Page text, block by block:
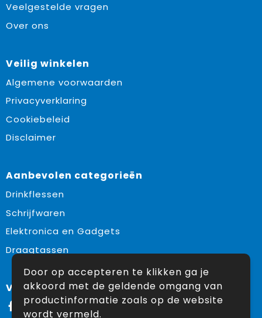
Veelgestelde vragen
Over ons
Veilig winkelen
Algemene voorwaarden
Privacyverklaring
Cookiebeleid
Disclaimer
Aanbevolen categorieën
Drinkflessen
Schrijfwaren
Elektronica en Gadgets
Draagtassen
Volg ons op:
Facebook
Door op accepteren te klikken ga je
akkoord met de geldende omgang van
productinformatie zoals op de website
wordt vermeld.